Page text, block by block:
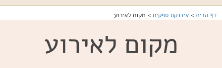
דף הבית > אינדקס ספקים > מקום לאירוע
מקום לאירוע